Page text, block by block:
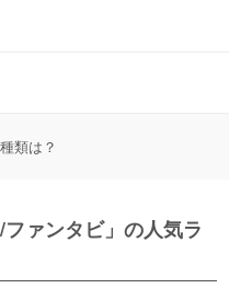
類は？
ファンタビ」の人気ラ